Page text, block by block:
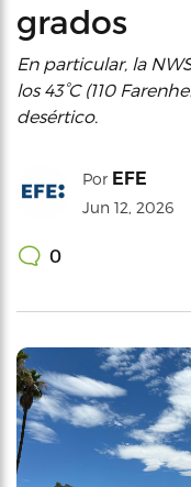
grados
En particular, la
los 43°C (110
desértico.
Por EFE
Jun 12, 2026
0